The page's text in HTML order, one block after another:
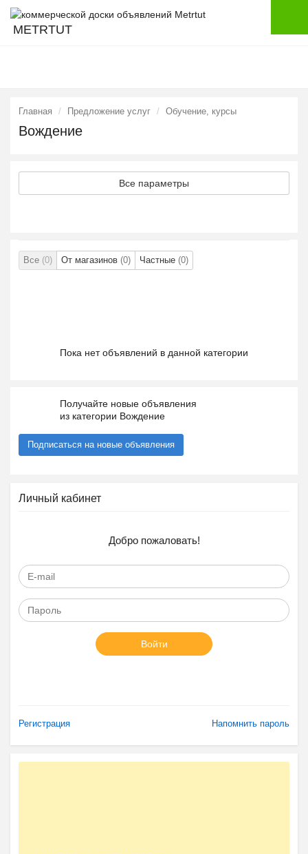
METRTUT
Главная Предложение услуг Обучение, курсы
Вождение
Все параметры
Все (0) От магазинов (0) Частные (0)
Пока нет объявлений в данной категории
Получайте новые объявления
из категории Вождение
Подписаться на новые объявления
Личный кабинет
Добро пожаловать!
Войти
Регистрация Напомнить пароль